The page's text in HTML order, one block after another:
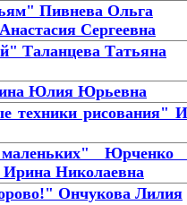
Пивнева Ольга
Сергеевна
Таланцева Татьяна
Юлия Юрьевна
техники рисования"
Юрченко
Ирина Николаевна
Ончукова Лилия